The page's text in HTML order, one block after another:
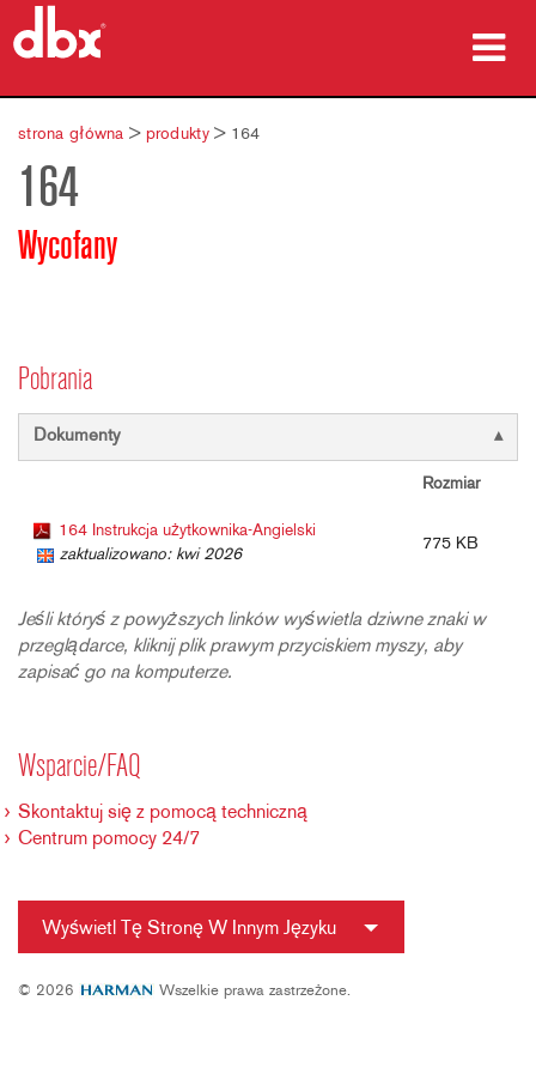
produkty
Studia przypadków
gdzie kupić
Język/Region
strona główna > produkty> 164
164
Wycofany
Pobrania
Dokumenty
Rozmiar
164 Instrukcja użytkownika-Angielski
zaktualizowano: kwi 2026
775 KB
Jeśli któryś z powyższych linków wyświetla dziwne znaki w
przeglądarce, kliknij plik prawym przyciskiem myszy, aby
zapisać go na komputerze.
Wsparcie/FAQ
Skontaktuj się z pomocą techniczną
Centrum pomocy 24/7
Wyświetl Tę Stronę W Innym Języku
© 2026 Wszelkie prawa zastrzeżone.